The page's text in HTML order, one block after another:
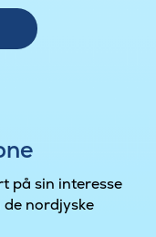
på sin interesse
nordjyske